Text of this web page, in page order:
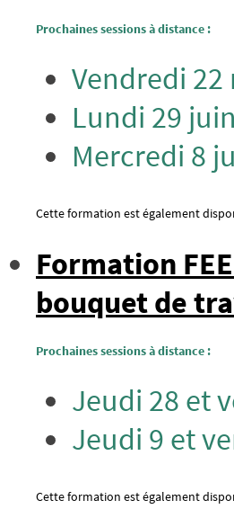
Prochaines sessions à distance :
Vendredi
Lundi 29
Mercredi 8
Cette formation est également
Formation
bouquet de
Prochaines sessions à distance :
Jeudi 28 et
Jeudi 9 et
Cette formation est également